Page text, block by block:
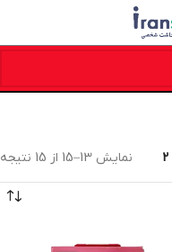
نمایش 13–15 از 15 نتیجه